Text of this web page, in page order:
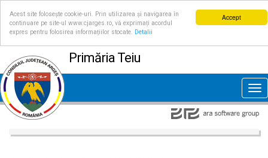
Accept
Acest site folosește cookie-uri. Prin utilizarea și navigarea în
continuare pe site-ul www.cjarges.ro, vă exprimați acordul
expres pentru folosirea informațiilor stocate.
Detalii
Primăria Teiu